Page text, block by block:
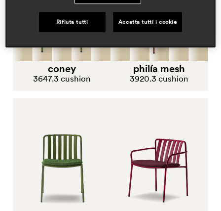
pelle e cuoio
polipropilene e tecnopolimero
coney
3647.3 cushion
philía mesh
3920.3 cushion
Rifiuta tutti Accetta tutti i cookie